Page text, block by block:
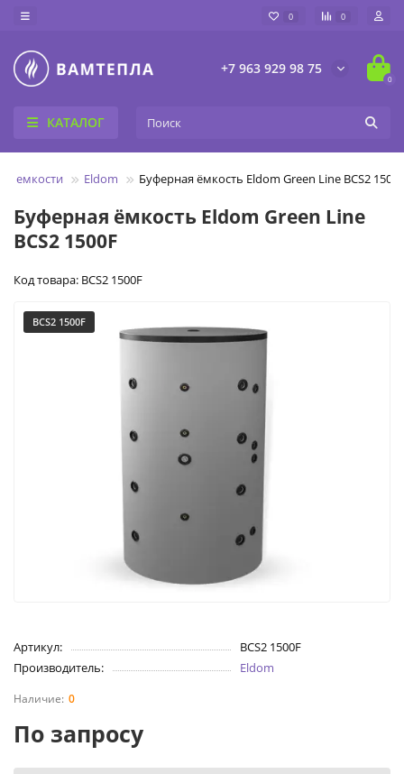
0 0
+7 963 929 98 75
0
КАТАЛОГ
емкости Eldom Буферная ёмкость Eldom Green Line BCS2 1500F
Буферная ёмкость Eldom Green Line
BCS2 1500F
Код товара: BCS2 1500F
BCS2 1500F
Артикул:
BCS2 1500F
Производитель:
Eldom
0
По запросу